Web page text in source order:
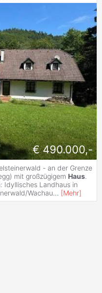
€ 490.000,-
- an der Grenze
mit großzügigem Haus.
Idyllisches Landhaus in
Wachau... [Mehr]